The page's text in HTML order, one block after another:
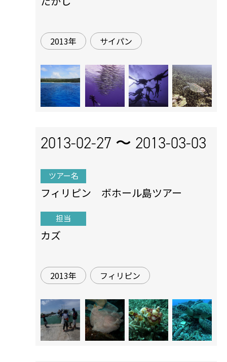
2013年 サイパン
2013-02-27 〜 2013-03-03
ツアー名
フィリピン ボホール島ツアー
担当
カズ
2013年 フィリピン